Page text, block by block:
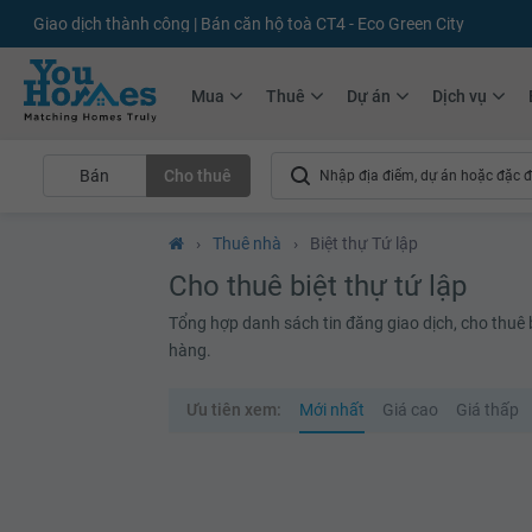
+75.000Tin đăng mới hàng tháng +10.000Thành viên
Mua Thuê Dự án Dịch vụ
Bán Cho thuê
› Thuê nhà › Biệt thự Tứ lập
Cho thuê biệt thự tứ lập
Tổng hợp danh sách tin đăng giao dịch, cho
hàng.
Ưu tiên xem: Mới nhất Giá cao Giá thấp